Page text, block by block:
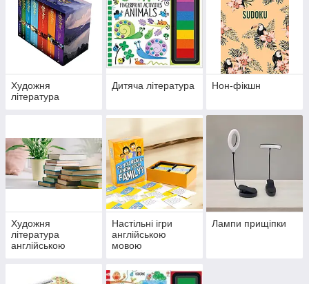
Художня
література
Дитяча література Нон-фікшн
Художня
література
англійською
Настільні ігри
англійською
мовою
Лампи прищіпки